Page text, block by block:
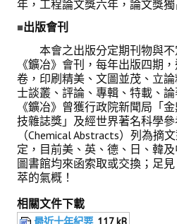
年，工程論文獎六年，論文獎獨
■出版會刊
本會之出版分定期刊物與不
《鑛冶》會刊，每年出版四期
卷，印刷精美、文圖並茂、立
士談叢、評論、專輯、特載、
《鑛冶》曾獲行政院新聞局「
技雜誌獎」及經世界著名科學參
（Chemical Abstracts）列為摘
定，目前美、英、德、日、韓
圖書館均來函索取或交換；足
萃的氣概！
相關文件下載